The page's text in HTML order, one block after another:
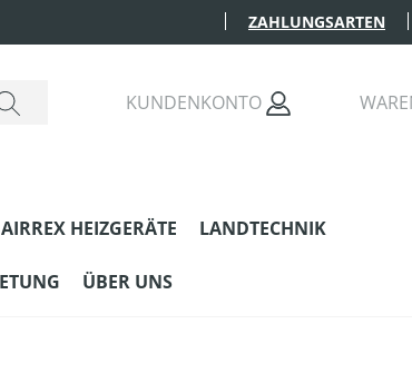
ZAHLUNGSARTEN
KUNDENKONTO
AIRREX HEIZGERÄTE LANDTECHNIK
ÜBER UNS